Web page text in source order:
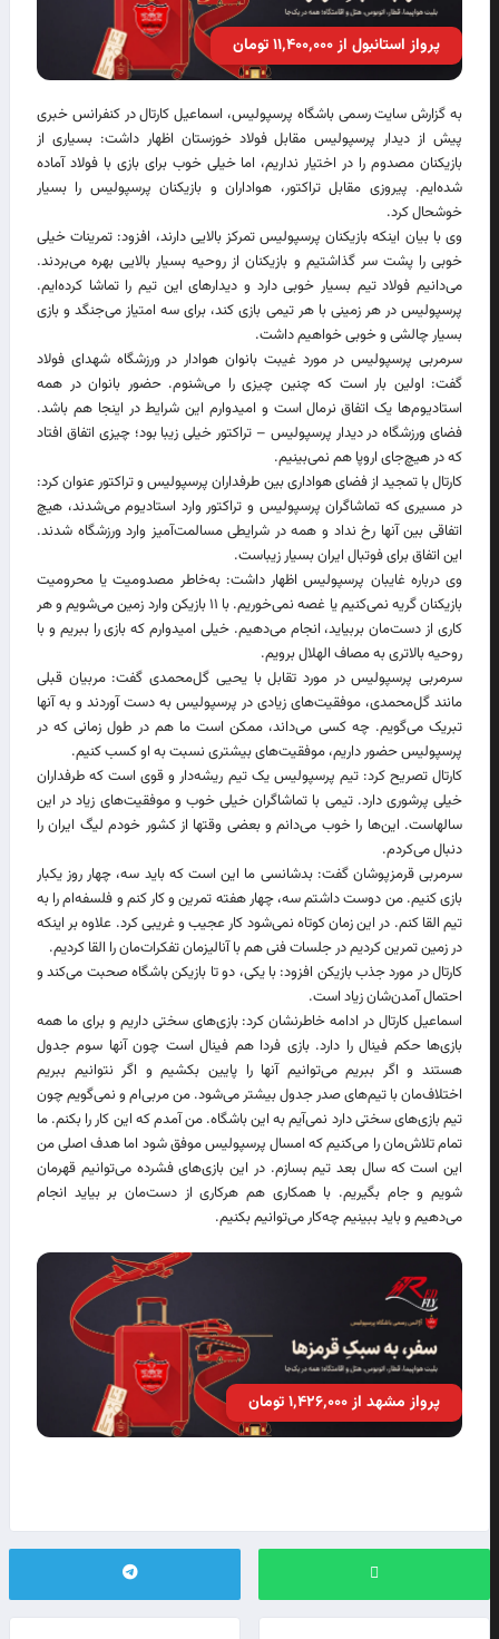
پرواز استانبول از ۱۱٬۴۰۰٬۰۰۰ تومان
به گزارش سایت رسمی باشگاه پرسپولیس، اسماعیل کارتال در کنفرانس خبری
پیش از دیدار پرسپولیس مقابل فولاد خوزستان اظهار داشت: بسیاری از
بازیکنان مصدوم را در اختیار نداریم، اما خیلی خوب برای بازی با فولاد آماده
شده‌ایم. پیروزی مقابل تراکتور، هواداران و بازیکنان پرسپولیس را بسیار
خوشحال کرد.
وی با بیان اینکه بازیکنان پرسپولیس تمرکز بالایی دارند، افزود: تمرینات خیلی
خوبی را پشت سر گذاشتیم و بازیکنان از روحیه بسیار بالایی بهره می‌بردند.
می‌دانیم فولاد تیم بسیار خوبی دارد و دیدارهای این تیم را تماشا کرده‌ایم.
پرسپولیس در هر زمینی با هر تیمی بازی کند، برای سه امتیاز می‌جنگد و بازی
بسیار چالشی و خوبی خواهیم داشت.
سرمربی پرسپولیس در مورد غیبت بانوان هوادار در ورزشگاه شهدای فولاد
گفت: اولین بار است که چنین چیزی را می‌شنوم. حضور بانوان در همه
استادیوم‌ها یک اتفاق نرمال است و امیدوارم این شرایط در اینجا هم باشد.
فضای ورزشگاه در دیدار پرسپولیس – تراکتور خیلی زیبا بود؛ چیزی اتفاق افتاد
که در هیچ‌جای اروپا هم نمی‌بینیم.
کارتال با تمجید از فضای هواداری بین طرفداران پرسپولیس و تراکتور عنوان کرد:
در مسیری که تماشاگران پرسپولیس و تراکتور وارد استادیوم می‌شدند، هیچ
اتفاقی بین آنها رخ نداد و همه در شرایطی مسالمت‌آمیز وارد ورزشگاه شدند.
این اتفاق برای فوتبال ایران بسیار زیباست.
وی درباره غایبان پرسپولیس اظهار داشت: به‌خاطر مصدومیت یا محرومیت
بازیکنان گریه نمی‌کنیم یا غصه نمی‌خوریم. با ۱۱ بازیکن وارد زمین می‌شویم و هر
کاری از دست‌مان بربیاید، انجام می‌دهیم. خیلی امیدوارم که بازی را ببریم و با
روحیه بالاتری به مصاف الهلال برویم.
سرمربی پرسپولیس در مورد تقابل با یحیی گل‌محمدی گفت: مربیان قبلی
مانند گل‌محمدی، موفقیت‌های زیادی در پرسپولیس به دست آوردند و به آنها
تبریک می‌گویم. چه کسی می‌داند، ممکن است ما هم در طول زمانی که در
پرسپولیس حضور داریم، موفقیت‌های بیشتری نسبت به او کسب کنیم.
کارتال تصریح کرد: تیم پرسپولیس یک تیم ریشه‌دار و قوی است که طرفداران
خیلی پرشوری دارد. تیمی با تماشاگران خیلی خوب و موفقیت‌های زیاد در این
سالهاست. این‌ها را خوب می‌دانم و بعضی وقتها از کشور خودم لیگ ایران را
دنبال می‌کردم.
سرمربی قرمزپوشان گفت: بدشانسی ما این است که باید سه، چهار روز یکبار
بازی کنیم. من دوست داشتم سه، چهار هفته تمرین و کار کنم و فلسفه‌ام را به
تیم القا کنم. در این زمان کوتاه نمی‌شود کار عجیب و غریبی کرد. علاوه بر اینکه
در زمین تمرین کردیم در جلسات فنی هم با آنالیزمان تفکرات‌مان را القا کردیم.
کارتال در مورد جذب بازیکن افزود: با یکی، دو تا بازیکن باشگاه صحبت می‌کند و
احتمال آمدن‌شان زیاد است.
اسماعیل کارتال در ادامه خاطرنشان کرد: بازی‌های سختی داریم و برای ما همه
بازی‌ها حکم فینال را دارد. بازی فردا هم فینال است چون آنها سوم جدول
هستند و اگر ببریم می‌توانیم آنها را پایین بکشیم و اگر نتوانیم ببریم
اختلاف‌مان با تیم‌های صدر جدول بیشتر می‌شود. من مربی‌ام و نمی‌گویم چون
تیم بازی‌های سختی دارد نمی‌آیم به این باشگاه‌. من آمدم که این کار را بکنم. ما
تمام تلاش‌مان را می‌کنیم که امسال پرسپولیس موفق شود اما هدف اصلی من
این است که سال بعد تیم بسازم. در این بازی‌های فشرده می‌توانیم قهرمان
شویم و جام بگیریم. با همکاری هم هرکاری از دست‌مان بر بیاید انجام
می‌دهیم و باید ببینیم چه‌کار می‌توانیم بکنیم.
پرواز مشهد از ۱٬۴۲۶٬۰۰۰ تومان